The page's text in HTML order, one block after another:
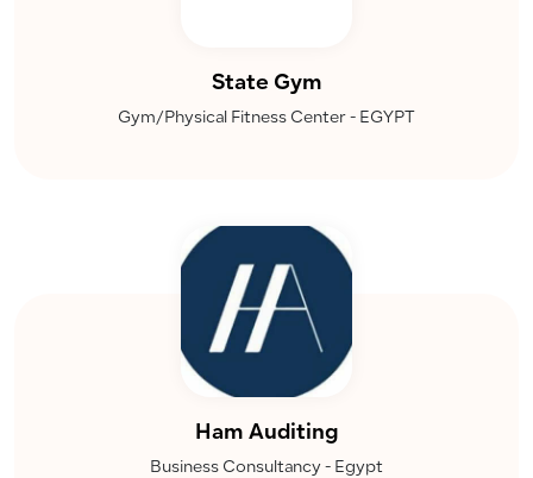
State Gym
Gym/Physical Fitness Center - EGYPT
Ham Auditing
Business Consultancy - Egypt